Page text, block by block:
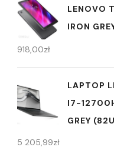
LENOVO
IRON
918,00zł
LAPTOP
I7-
GREY
5 205,99zł